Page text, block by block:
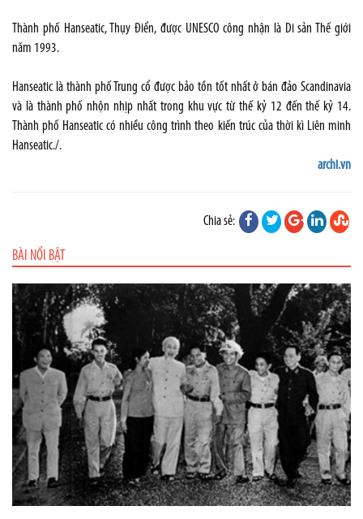
Thành phố Hanseatic, Thụy Điển, được UNESCO công nhận là Di sản Thế giới
năm 1993.
Hanseatic là thành phố Trung cổ được bảo tồn tốt nhất ở bán đảo Scandinavia
và là thành phố nhộn nhịp nhất trong khu vực từ thế kỷ 12 đến thế kỷ 14.
Thành phố Hanseatic có nhiều công trình theo kiến trúc của thời kì Liên minh
Hanseatic./.
archi.vn
Chia sẻ:
BÀI NỔI BẬT